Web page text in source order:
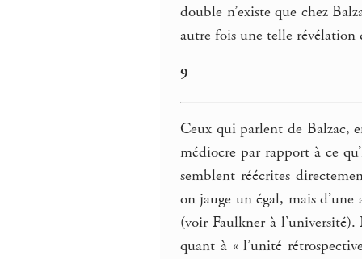
double n’existe que chez
autre fois une telle
9
Ceux qui parlent de Balzac,
médiocre par rapport à ce
semblent réécrites
on jauge un égal, mais
(voir Faulkner à
quant à « l’unité